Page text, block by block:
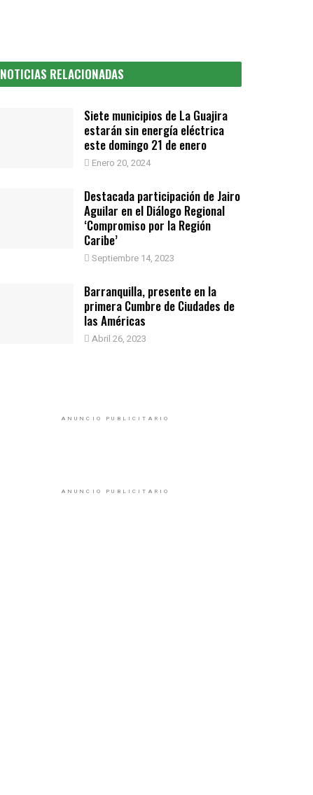
NOTICIAS RELACIONADAS
Siete municipios de La Guajira
estarán sin energía eléctrica
este domingo 21 de enero
Enero 20, 2024
Destacada participación de Jairo
Aguilar en el Diálogo Regional
‘Compromiso por la Región
Caribe’
Septiembre 14, 2023
Barranquilla, presente en la
primera Cumbre de Ciudades de
las Américas
Abril 26, 2023
ANUNCIO PUBLICITARIO
ANUNCIO PUBLICITARIO